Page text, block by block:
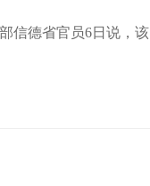
信德省官员6日说，该